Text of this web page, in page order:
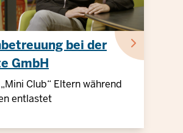
bei der
GmbH
Club“ Eltern während
entlastet